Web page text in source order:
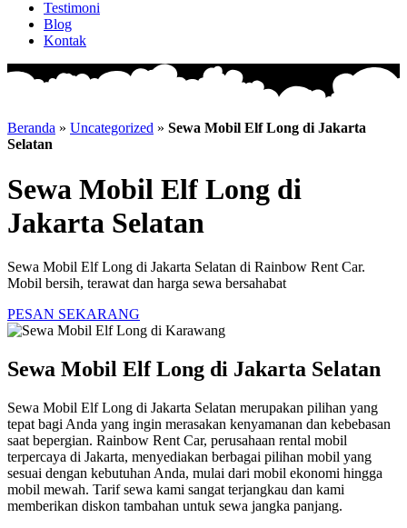
Testimoni
Blog
Kontak
Beranda » Uncategorized » Sewa Mobil Elf Long di Jakarta
Selatan
Sewa Mobil Elf Long di
Jakarta Selatan
Sewa Mobil Elf Long di Jakarta Selatan di Rainbow Rent Car.
Mobil bersih, terawat dan harga sewa bersahabat
PESAN SEKARANG
Sewa Mobil Elf Long di Jakarta Selatan
Sewa Mobil Elf Long di Jakarta Selatan merupakan pilihan yang
tepat bagi Anda yang ingin merasakan kenyamanan dan kebebasan
saat bepergian. Rainbow Rent Car, perusahaan rental mobil
terpercaya di Jakarta, menyediakan berbagai pilihan mobil yang
sesuai dengan kebutuhan Anda, mulai dari mobil ekonomi hingga
mobil mewah. Tarif sewa kami sangat terjangkau dan kami
memberikan diskon tambahan untuk sewa jangka panjang.